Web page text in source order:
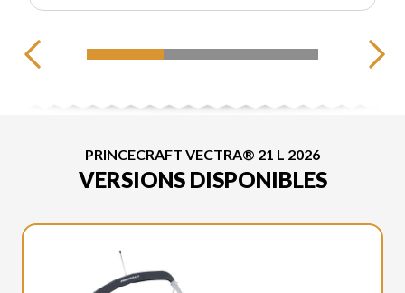
PRINCECRAFT VECTRA® 21 L 2026
VERSIONS DISPONIBLES